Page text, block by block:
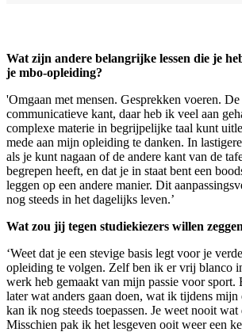
Wat zijn andere belangrijke lessen die je
je mbo-opleiding?
'Omgaan met mensen. Gesprekken voeren. De
communicatieve kant, daar heb ik veel aan
complexe materie in begrijpelijke taal kunt
mede aan mijn opleiding te danken. In
als je kunt nagaan of de andere kant van de
begrepen heeft, en dat je in staat bent een
leggen op een andere manier. Dit
nog steeds in het dagelijks leven.’
Wat zou jij tegen studiekiezers willen
‘Weet dat je een stevige basis legt voor je
opleiding te volgen. Zelf ben ik er vrij blanco
werk heb gemaakt van mijn passie voor sport.
later wat anders gaan doen, wat ik tijdens
kan ik nog steeds toepassen. Je weet nooit
Misschien pak ik het lesgeven ooit weer een